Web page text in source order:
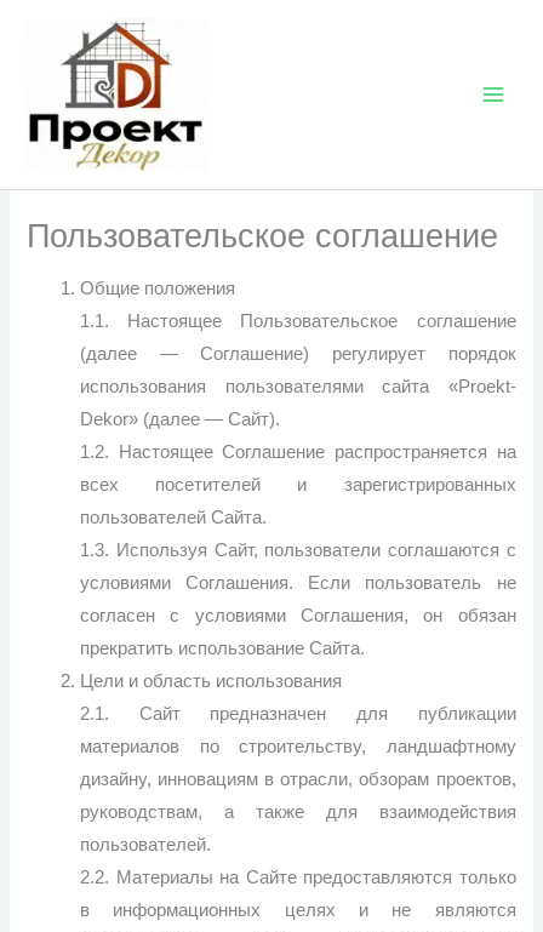
содержимому
Пользовательское соглашение
Общие положения
1.1. Настоящее Пользовательское соглашение
(далее — Соглашение) регулирует порядок
использования пользователями сайта «Proekt-
Dekor» (далее — Сайт).
1.2. Настоящее Соглашение распространяется на
всех посетителей и зарегистрированных
пользователей Сайта.
1.3. Используя Сайт, пользователи соглашаются с
условиями Соглашения. Если пользователь не
согласен с условиями Соглашения, он обязан
прекратить использование Сайта.
Цели и область использования
2.1. Сайт предназначен для публикации
материалов по строительству, ландшафтному
дизайну, инновациям в отрасли, обзорам проектов,
руководствам, а также для взаимодействия
пользователей.
2.2. Материалы на Сайте предоставляются только
в информационных целях и не являются